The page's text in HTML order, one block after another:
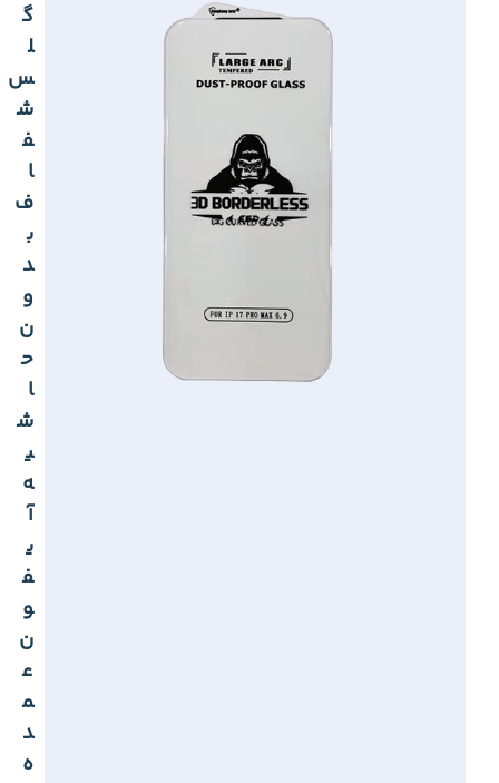
گ
ل
س
ش
ف
ا
ف
ب
د
و
ن
ح
ا
ش
ی
ه
آ
ی
ف
و
ن
ع
م
د
ه